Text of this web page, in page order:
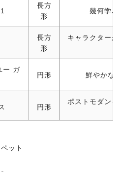
長方
形
幾何学パ
長方
形
キャラクターが
ー ガ
円形 鮮やかな
円形
ポストモダンを
ット